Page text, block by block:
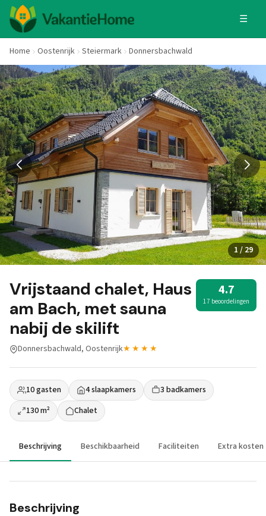
☰
Home Oostenrijk Steiermark Donnersbachwald
1 / 29
Vrijstaand chalet, Haus
am Bach, met sauna
nabij de skilift
4.7
17 beoordelingen
Donnersbachwald, Oostenrijk★★★★
10 gasten 4 slaapkamers
3 badkamers
130 m²
Chalet
Beschrijving Beschikbaarheid Faciliteiten Extra kosten
Beschrijving